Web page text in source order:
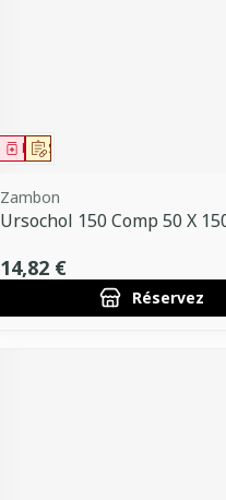
Sur prescription
Médicament
Zambon
Ursochol 150 Comp 50 X
14,82 €
Réservez